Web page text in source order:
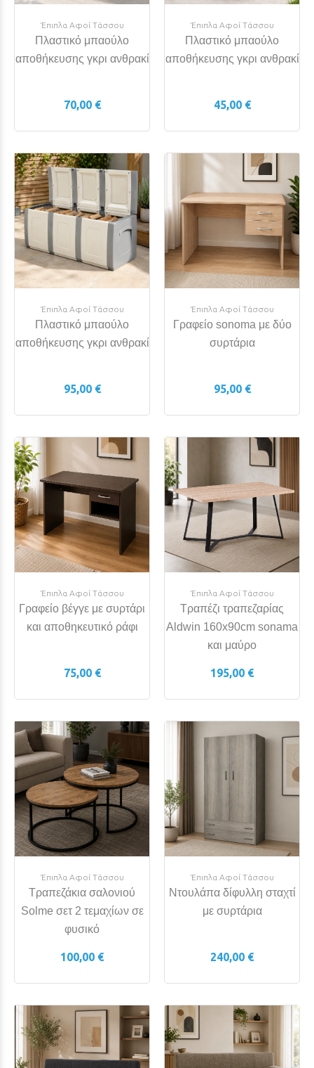
Έπιπλα Αφοί Τάσσου
Πλαστικό μπαούλο
αποθήκευσης γκρι ανθρακί
70,00 €
Έπιπλα Αφοί Τάσσου
Πλαστικό μπαούλο
αποθήκευσης γκρι ανθρακί
45,00 €
Έπιπλα Αφοί Τάσσου
Πλαστικό μπαούλο
αποθήκευσης γκρι ανθρακί
95,00 €
Έπιπλα Αφοί Τάσσου
Γραφείο sonoma με δύο
συρτάρια
95,00 €
Έπιπλα Αφοί Τάσσου
Γραφείο βέγγε με συρτάρι
και αποθηκευτικό ράφι
75,00 €
Έπιπλα Αφοί Τάσσου
Τραπέζι τραπεζαρίας
Aldwin 160x90cm sonama
και μαύρο
195,00 €
Έπιπλα Αφοί Τάσσου
Τραπεζάκια σαλονιού
Solme σετ 2 τεμαχίων σε
φυσικό
100,00 €
Έπιπλα Αφοί Τάσσου
Ντουλάπα δίφυλλη σταχτί
με συρτάρια
240,00 €